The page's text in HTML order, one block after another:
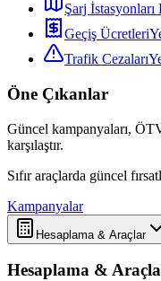
Şarj İstasyonları
Geçiş Ücretleri
Trafik Cezaları
Öne Çıkanlar
Güncel kampanyaları,
karşılaştır.
Sıfır araçlarda güncel
Kampanyalar
Hesaplama & Araçlar
Hesaplama &